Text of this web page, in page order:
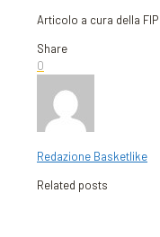
Articolo a cura della FIP
Share
0
Redazione Basketlike
Related posts